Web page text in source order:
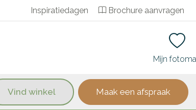
Inspiratiedagen Brochure aanvragen
Mijn
Vind winkel Maak een afspraak